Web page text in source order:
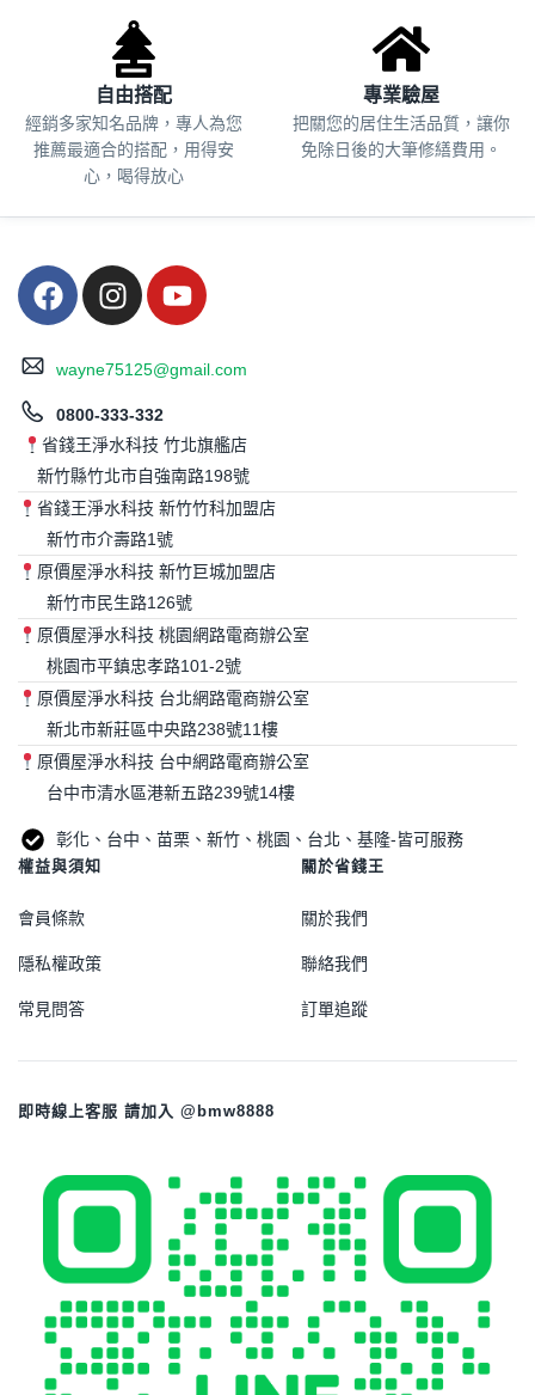
自由搭配
經銷多家知名品牌，專人為您
推薦最適合的搭配，用得安
心，喝得放心
專業驗屋
把關您的居住生活品質， 讓你
免除日後的大筆修繕費用。
wayne75125@gmail.com
0800-333-332
省錢王淨水科技 竹北旗艦店
新竹縣竹北市自強南路198號
省錢王淨水科技 新竹竹科加盟店
新竹市介壽路1號
原價屋淨水科技 新竹巨城加盟店
新竹市民生路126號
原價屋淨水科技 桃園網路電商辦公室
桃園市平鎮忠孝路101-2號
原價屋淨水科技 台北網路電商辦公室
新北市新莊區中央路238號11樓
原價屋淨水科技 台中網路電商辦公室
台中市清水區港新五路239號14樓
彰化、台中、苗栗、新竹、桃園、台北、基隆-皆可服務
權益與須知
會員條款
隱私權政策
常見問答
關於省錢王
關於我們
聯絡我們
訂單追蹤
即時線上客服 請加入 @bmw8888